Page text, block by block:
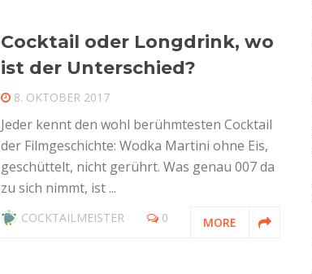
Cocktail oder Longdrink, wo
ist der Unterschied?
8. OKTOBER 2017
Jeder kennt den wohl berühmtesten Cocktail
der Filmgeschichte: Wodka Martini ohne Eis,
geschüttelt, nicht gerührt. Was genau 007 da
zu sich nimmt, ist ...
COCKTAILMEISTER 0 MORE